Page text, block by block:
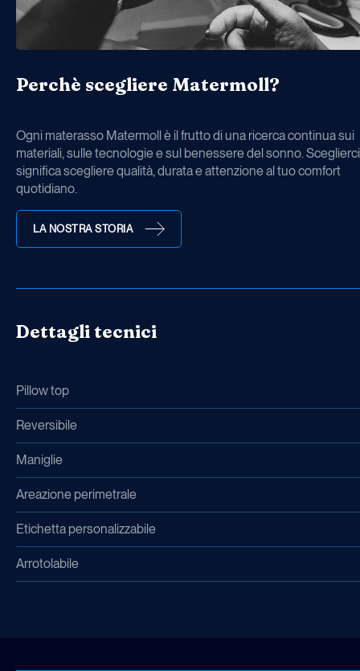
Perchè scegliere Matermoll?
Ogni materasso Matermoll è il frutto di una ricerca continua sui
materiali, sulle tecnologie e sul benessere del sonno. Sceglierci
significa scegliere qualità, durata e attenzione al tuo comfort
quotidiano.
LA NOSTRA STORIA
Dettagli tecnici
Pillow top
Reversibile
Maniglie
Areazione perimetrale
Etichetta personalizzabile
Arrotolabile